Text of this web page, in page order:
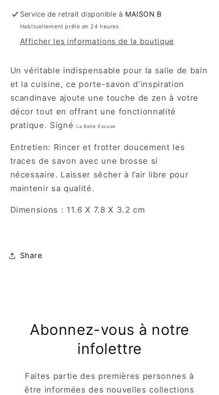
Belle
Excuse
Belle
Excuse
Service de retrait disponible à MAISON B
Habituellement prête en 24 heures
Afficher les informations de la boutique
Un véritable indispensable pour la salle de bain
et la cuisine, ce porte-savon d'inspiration
scandinave ajoute une touche de zen à votre
décor tout en offrant une fonctionnalité
pratique. SignéLa Belle Excuse
Entretien: Rincer et frotter doucement les
traces de savon avec une brosse si
nécessaire. Laisser sécher à l’air libre pour
maintenir sa qualité.
Dimensions : 11.6 X 7.8 X 3.2 cm
Share
Abonnez-vous à notre
infolettre
Faites partie des premières personnes à
être informées des nouvelles collections